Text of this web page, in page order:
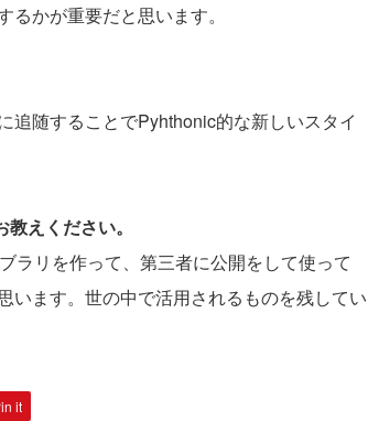
かが重要だと思います。
追随することでPyhthonic的な新しいスタイ
えください。
ラリを作って、第三者に公開をして使って
います。世の中で活用されるものを残してい
it